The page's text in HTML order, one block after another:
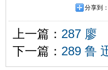
分享到：
上一篇： 287 廖
下一篇： 289 鲁